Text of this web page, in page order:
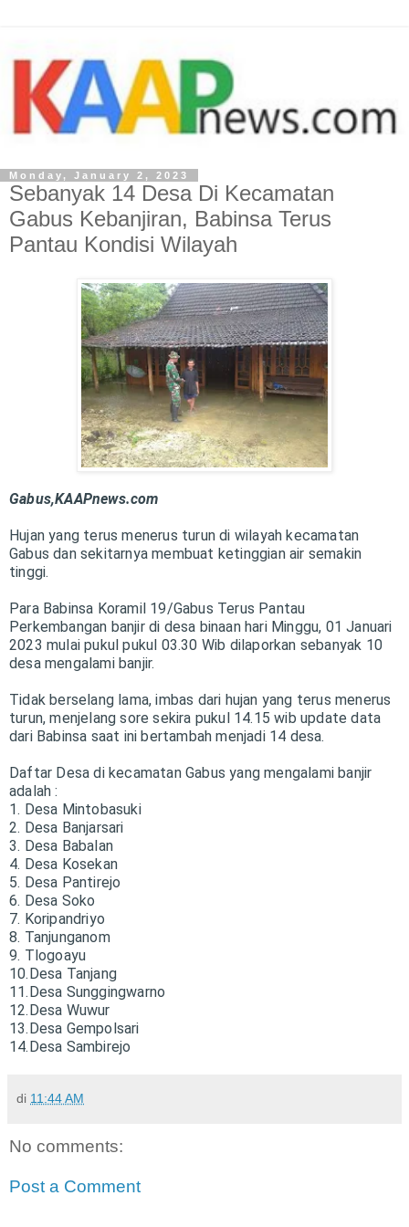
Monday, January 2, 2023
Sebanyak 14 Desa Di Kecamatan
Gabus Kebanjiran, Babinsa Terus
Pantau Kondisi Wilayah
Gabus,KAAPnews.com
Hujan yang terus menerus turun di wilayah kecamatan
Gabus dan sekitarnya membuat ketinggian air semakin
tinggi.
Para Babinsa Koramil 19/Gabus Terus Pantau
Perkembangan banjir di desa binaan hari Minggu, 01 Januari
2023 mulai pukul pukul 03.30 Wib dilaporkan sebanyak 10
desa mengalami banjir.
Tidak berselang lama, imbas dari hujan yang terus menerus
turun, menjelang sore sekira pukul 14.15 wib update data
dari Babinsa saat ini bertambah menjadi 14 desa.
Daftar Desa di kecamatan Gabus yang mengalami banjir
adalah :
1. Desa Mintobasuki
2. Desa Banjarsari
3. Desa Babalan
4. Desa Kosekan
5. Desa Pantirejo
6. Desa Soko
7. Koripandriyo
8. Tanjunganom
9. Tlogoayu
10.Desa Tanjang
11.Desa Sunggingwarno
12.Desa Wuwur
13.Desa Gempolsari
14.Desa Sambirejo
di 11:44 AM
No comments:
Post a Comment